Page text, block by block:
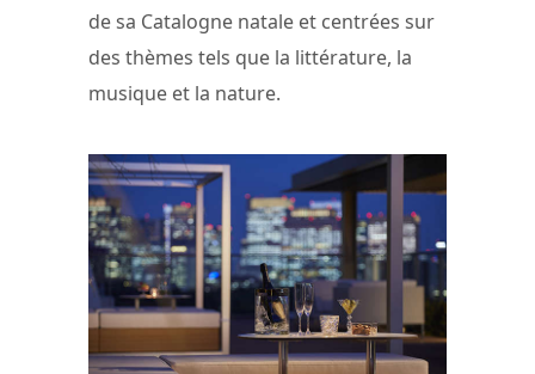
de sa Catalogne natale et centrées sur
des thèmes tels que la littérature, la
musique et la nature.